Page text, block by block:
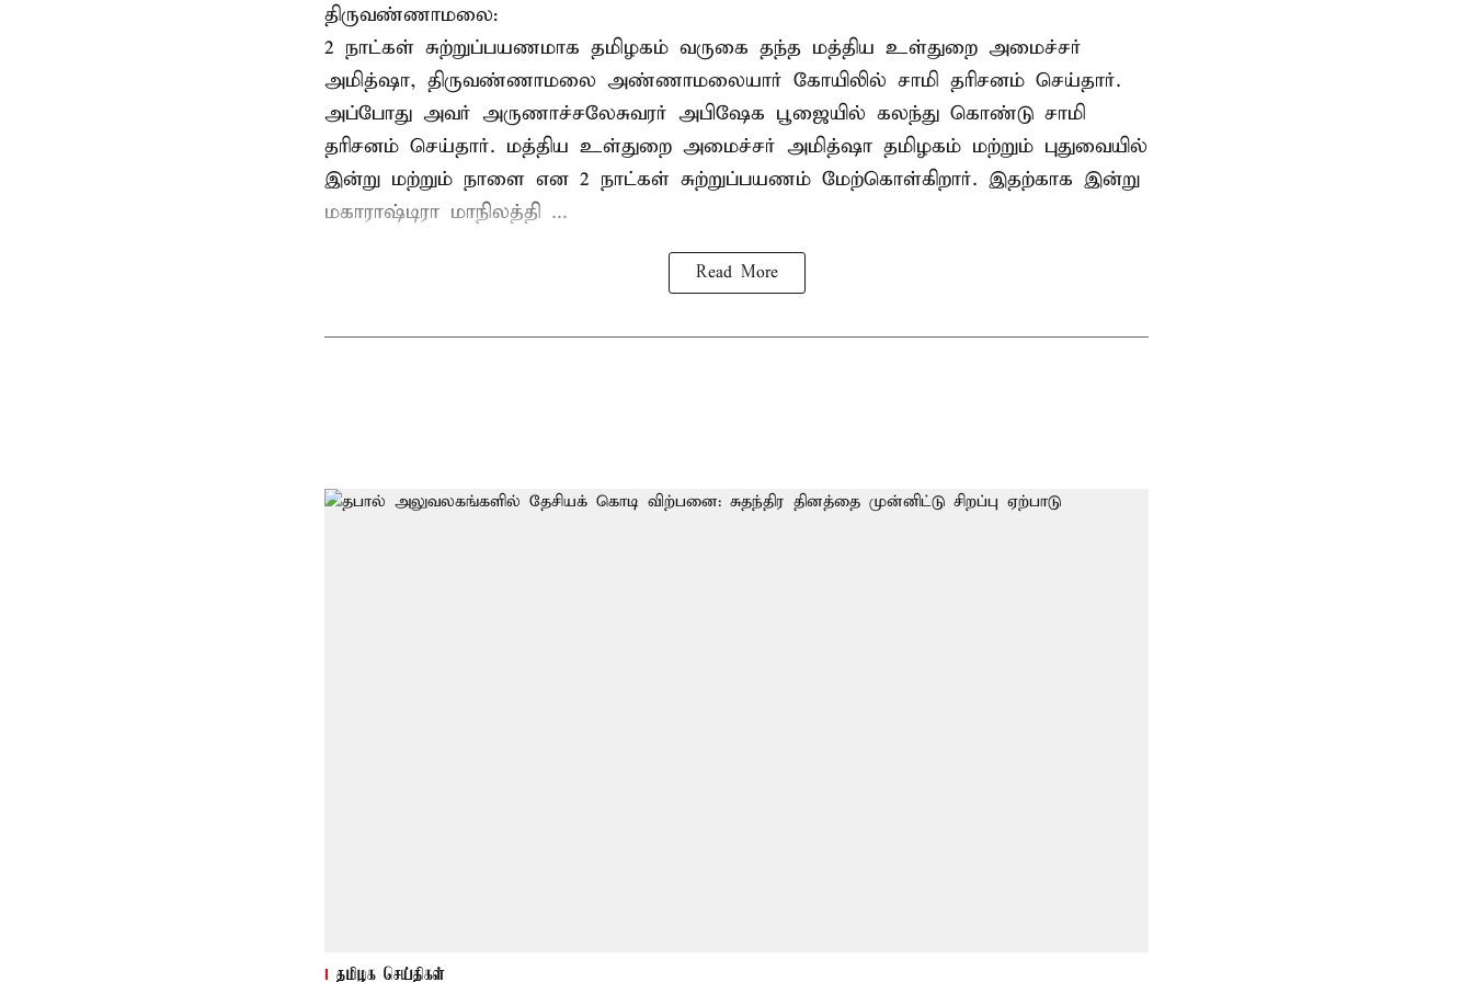
திருவண்ணாமலை:
2 நாட்கள் சுற்றுப்பயணமாக தமிழகம் வருகை தந்த மத்திய உள்துறை அமைச்சர்
அமித்ஷா, திருவண்ணாமலை அண்ணாமலையார் கோயிலில் சாமி தரிசனம் செய்தார்.
அப்போது அவர் அருணாச்சலேசுவரர் அபிஷேக பூஜையில் கலந்து கொண்டு சாமி
தரிசனம் செய்தார். மத்திய உள்துறை அமைச்சர் அமித்ஷா தமிழகம் மற்றும் புதுவையில்
இன்று மற்றும் நாளை என 2 நாட்கள் சுற்றுப்பயணம் மேற்கொள்கிறார். இதற்காக இன்று
மகாராஷ்டிரா மாநிலத்தி ...
Read More
தமிழக செய்திகள்